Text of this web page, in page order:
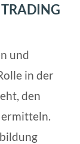
und
in der
den
ermitteln.